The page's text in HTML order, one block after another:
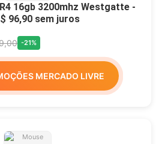
16gb 3200mhz Westgatte -
96,90 sem juros
-21%
MERCADO LIVRE